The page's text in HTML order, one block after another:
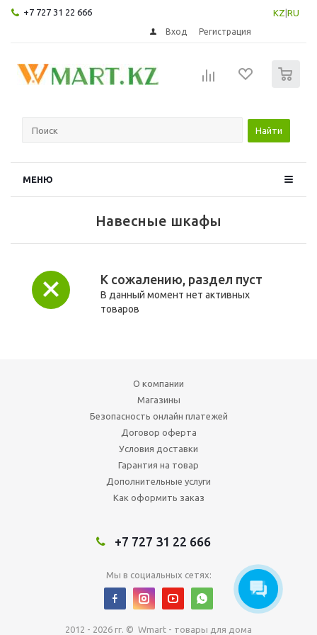
+7 727 31 22 666 KZ RU
Вход Регистрация
Найти
МЕНЮ
Навесные шкафы
К сожалению, раздел пуст
В данный момент нет активных
товаров
О компании
Магазины
Безопасность онлайн платежей
Договор оферта
Условия доставки
Гарантия на товар
Дополнительные услуги
Как оформить заказ
+7 727 31 22 666
Мы в социальных сетях:
2012 - 2026 гг. © Wmart - товары для дома